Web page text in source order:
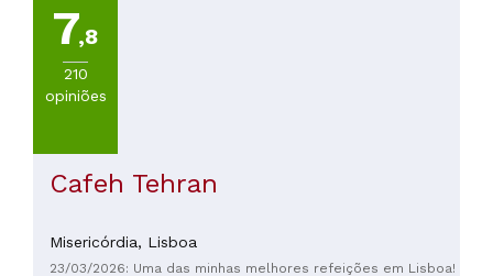
7,8
210
opiniões
Cafeh Tehran
Misericórdia, Lisboa
23/03/2026: Uma das minhas melhores refeições em Lisboa!